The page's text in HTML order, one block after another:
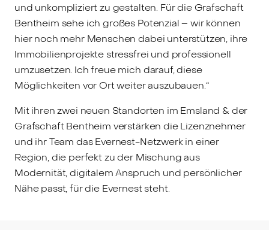
und unkompliziert zu gestalten. Für die Grafschaft
Bentheim sehe ich großes Potenzial – wir können
hier noch mehr Menschen dabei unterstützen, ihre
Immobilienprojekte stressfrei und professionell
umzusetzen. Ich freue mich darauf, diese
Möglichkeiten vor Ort weiter auszubauen.“
Mit ihren zwei neuen Standorten im Emsland & der
Grafschaft Bentheim verstärken die Lizenznehmer
und ihr Team das Evernest-Netzwerk in einer
Region, die perfekt zu der Mischung aus
Modernität, digitalem Anspruch und persönlicher
Nähe passt, für die Evernest steht.